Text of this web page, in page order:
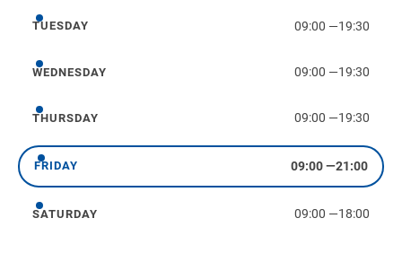
Tuesday
TUESDAY 09:00 —19:30
Wednesday
WEDNESDAY 09:00 —19:30
Thursday
THURSDAY 09:00 —19:30
Friday
FRIDAY 09:00—21:00
Saturday
SATURDAY 09:00 —18:00